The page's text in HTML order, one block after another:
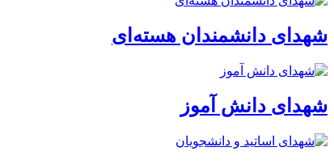
شهدای دانشمندان هسته‌ای
شهدای دانش آموز